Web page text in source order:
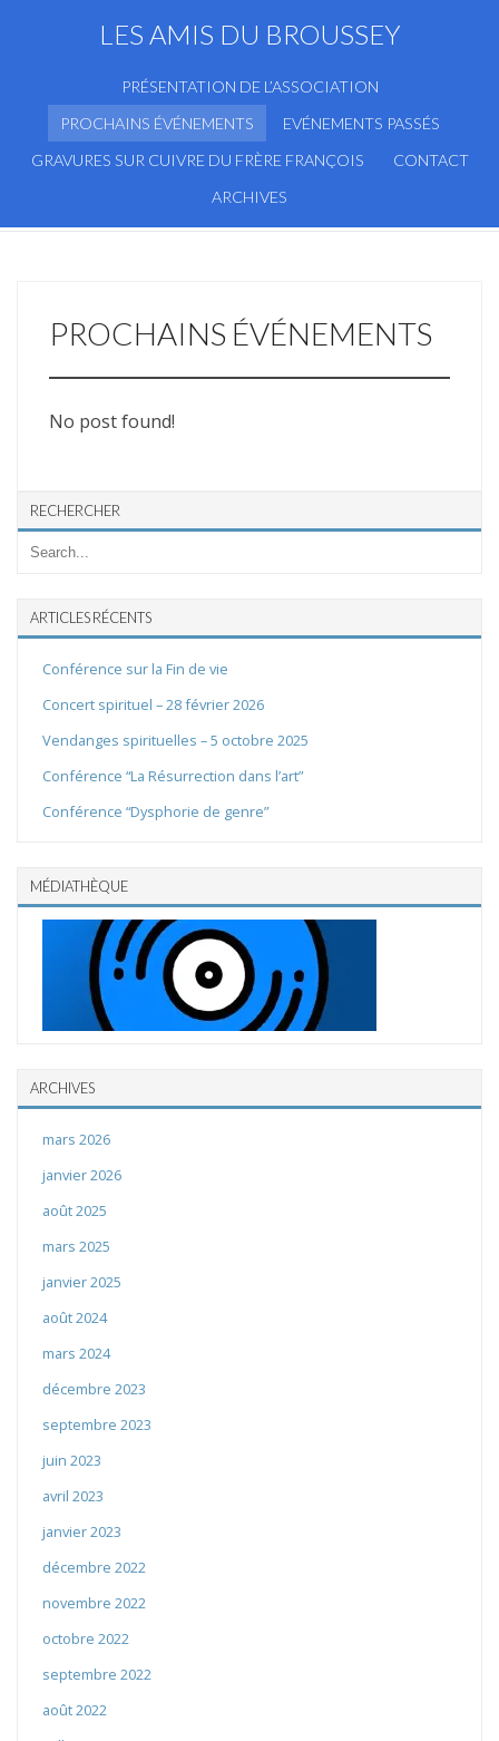
LES AMIS DU BROUSSEY
PRÉSENTATION DE L’ASSOCIATION
PROCHAINS ÉVÉNEMENTS
EVÉNEMENTS PASSÉS
GRAVURES SUR CUIVRE DU FRÈRE FRANÇOIS
CONTACT
ARCHIVES
PROCHAINS ÉVÉNEMENTS
No post found!
RECHERCHER
ARTICLES RÉCENTS
Conférence sur la Fin de vie
Concert spirituel – 28 février 2026
Vendanges spirituelles – 5 octobre 2025
Conférence “La Résurrection dans l’art”
Conférence “Dysphorie de genre”
MÉDIATHÈQUE
ARCHIVES
mars 2026
janvier 2026
août 2025
mars 2025
janvier 2025
août 2024
mars 2024
décembre 2023
septembre 2023
juin 2023
avril 2023
janvier 2023
décembre 2022
novembre 2022
octobre 2022
septembre 2022
août 2022